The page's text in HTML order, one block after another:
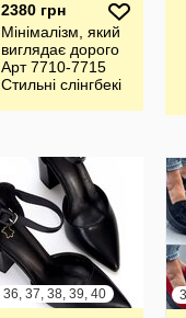
2380 грн
Мінімалізм, який
виглядає дорого
Арт 7710-7715
Стильні слінгбекі
36, 37, 38, 39, 40